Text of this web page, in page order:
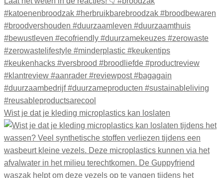
Wist je dat je kleding microplastics kan loslaten